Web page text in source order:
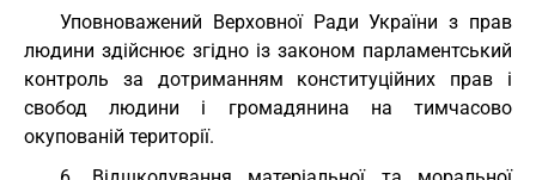
Уповноважений Верховної Ради України з прав
людини здійснює згідно із законом парламентський
контроль за дотриманням конституційних прав і
свобод людини і громадянина на тимчасово
окупованій території.